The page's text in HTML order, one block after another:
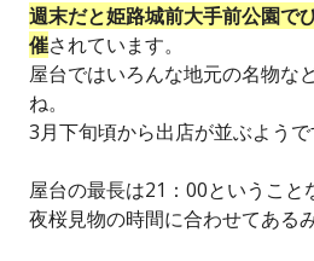
週末だと姫路城前大手前公園で
催されています。
屋台ではいろんな地元の名物な
ね。
3月下旬頃から出店が並ぶようで
屋台の最長は21：00ということ
夜桜見物の時間に合わせてある